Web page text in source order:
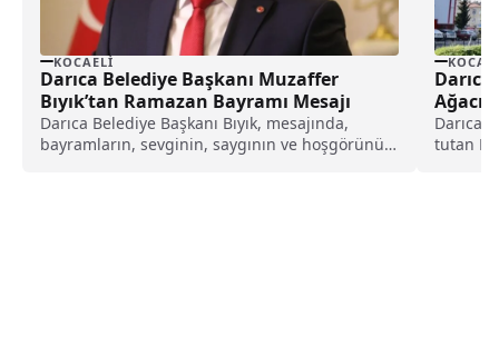
KOCAELI
Darıca Belediye Başkanı Muzaffer
Bıyık’tan Ramazan Bayramı Mesajı
Darıca Belediye Başkanı Bıyık, mesajında,
bayramların, sevginin, saygının ve hoşgörünün
Ağacı
tutan